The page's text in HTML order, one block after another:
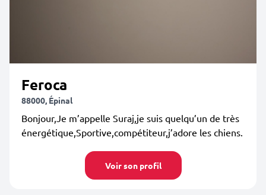
Feroca
88000, Épinal
Bonjour,Je m’appelle Suraj,je suis quelqu’un de très
énergétique,Sportive,compétiteur,j’adore les chiens.
Voir son profil